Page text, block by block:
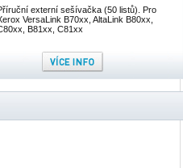
externí sešívačka (50 listů). Pro
VersaLink B70xx, AltaLink B80xx,
B81xx, C81xx